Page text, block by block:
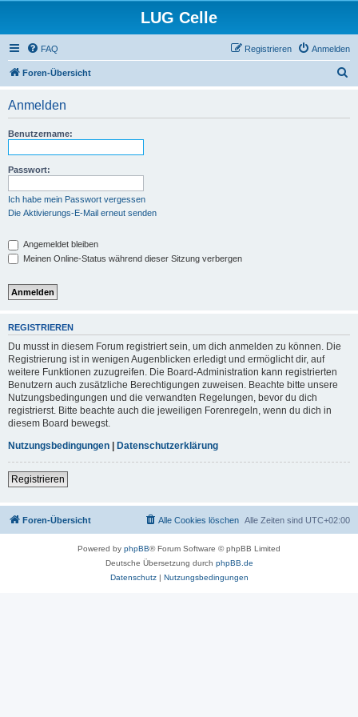
LUG Celle
FAQ Anmelden
Registrieren
Foren-Übersicht
Anmelden
Benutzername:
Passwort:
Ich habe mein Passwort vergessen
Die Aktivierungs-E-Mail erneut senden
Angemeldet bleiben
Meinen Online-Status während dieser Sitzung verbergen
REGISTRIEREN
Du musst in diesem Forum registriert sein, um dich anmelden zu können. Die
Registrierung ist in wenigen Augenblicken erledigt und ermöglicht dir, auf
weitere Funktionen zuzugreifen. Die Board-Administration kann registrierten
Benutzern auch zusätzliche Berechtigungen zuweisen. Beachte bitte unsere
Nutzungsbedingungen und die verwandten Regelungen, bevor du dich
registrierst. Bitte beachte auch die jeweiligen Forenregeln, wenn du dich in
diesem Board bewegst.
Nutzungsbedingungen | Datenschutzerklärung
Registrieren
Foren-Übersicht Alle Zeiten sind UTC+02:00
Alle Cookies löschen
Powered by phpBB® Forum Software © phpBB Limited
Deutsche Übersetzung durch phpBB.de
Datenschutz| Nutzungsbedingungen